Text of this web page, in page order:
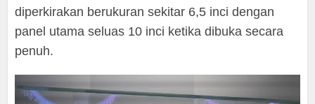
diperkirakan berukuran sekitar 6,5 inci dengan
panel utama seluas 10 inci ketika dibuka secara
penuh.